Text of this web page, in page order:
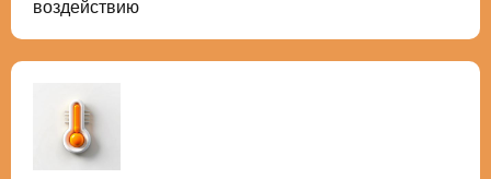
воздействию